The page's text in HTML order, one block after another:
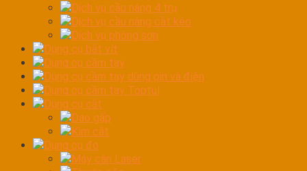
Dịch vụ cầu nâng 4 trụ
Dịch vụ cầu nâng cắt kéo
Dịch vụ phòng sơn
Dụng cụ bắt vít
Dụng cụ cầm tay
Dụng cụ cầm tay dùng pin và điện
Dụng cụ cầm tay Toptul
Dụng cụ cắt
Dao gấp
Kìm cắt
Dụng cụ đo
Máy cân Laser